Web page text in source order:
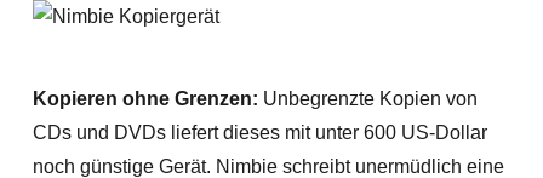
Kopieren ohne Grenzen: Unbegrenzte Kopien von
CDs und DVDs liefert dieses mit unter 600 US-Dollar
noch günstige Gerät. Nimbie schreibt unermüdlich eine